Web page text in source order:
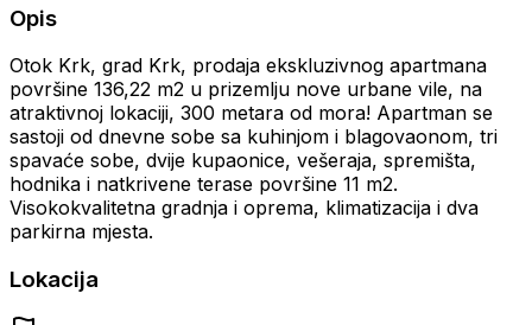
Opis
Otok Krk, grad Krk, prodaja ekskluzivnog apartmana
površine 136,22 m2 u prizemlju nove urbane vile, na
atraktivnoj lokaciji, 300 metara od mora! Apartman se
sastoji od dnevne sobe sa kuhinjom i blagovaonom, tri
spavaće sobe, dvije kupaonice, vešeraja, spremišta,
hodnika i natkrivene terase površine 11 m2.
Visokokvalitetna gradnja i oprema, klimatizacija i dva
parkirna mjesta.
Lokacija